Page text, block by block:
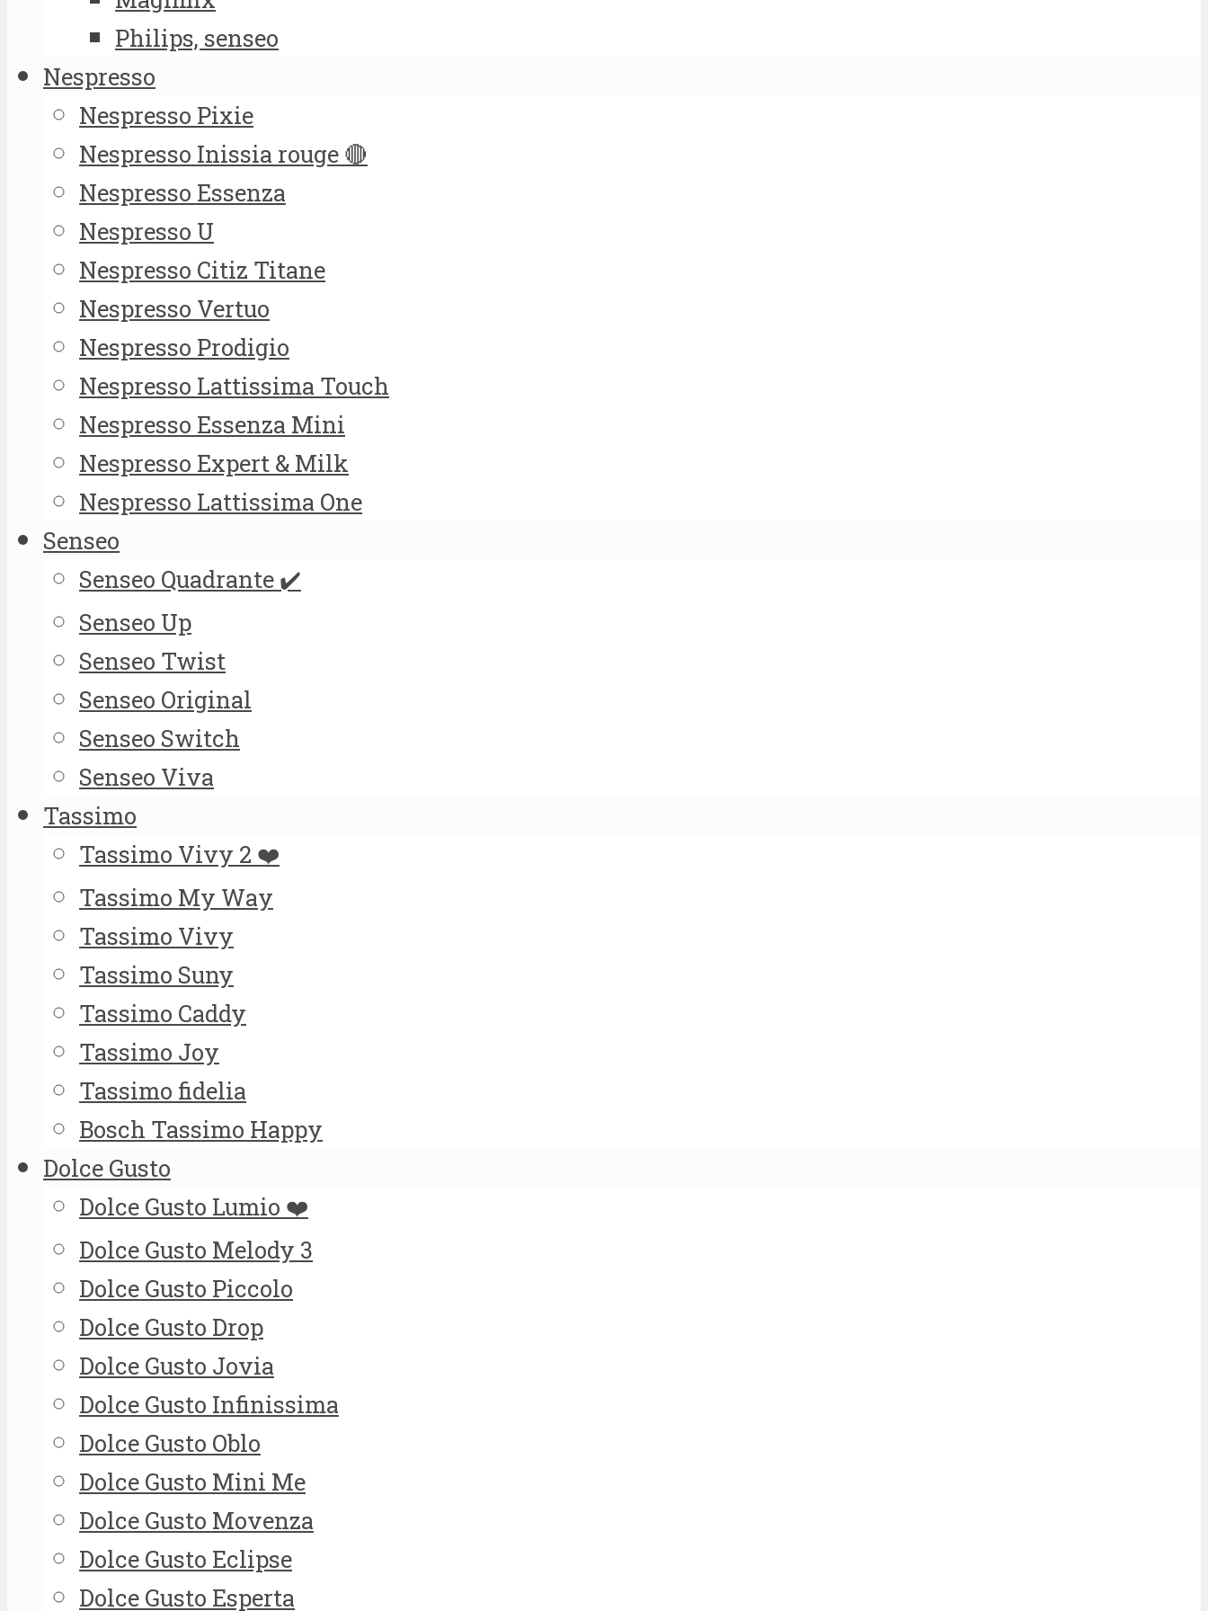
Philips, senseo
Nespresso
Nespresso Pixie
Nespresso Inissia rouge 🔴
Nespresso Essenza
Nespresso U
Nespresso Citiz Titane
Nespresso Vertuo
Nespresso Prodigio
Nespresso Lattissima Touch
Nespresso Essenza Mini
Nespresso Expert & Milk
Nespresso Lattissima One
Senseo
Senseo Quadrante ✔️
Senseo Up
Senseo Twist
Senseo Original
Senseo Switch
Senseo Viva
Tassimo
Tassimo Vivy 2 ❤️
Tassimo My Way
Tassimo Vivy
Tassimo Suny
Tassimo Caddy
Tassimo Joy
Tassimo fidelia
Bosch Tassimo Happy
Dolce Gusto
Dolce Gusto Lumio ❤️
Dolce Gusto Melody 3
Dolce Gusto Piccolo
Dolce Gusto Drop
Dolce Gusto Jovia
Dolce Gusto Infinissima
Dolce Gusto Oblo
Dolce Gusto Mini Me
Dolce Gusto Movenza
Dolce Gusto Eclipse
Dolce Gusto Esperta